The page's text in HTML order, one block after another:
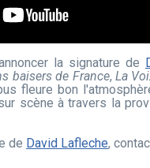
la signature de
baisers de France,La
fleure bon
scène à travers la
de David Lafleche,